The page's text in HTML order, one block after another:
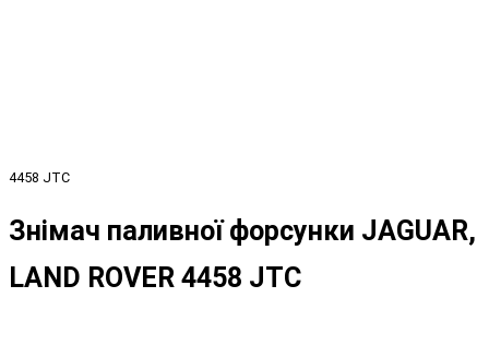
4458 JTC
Знімач паливної форсунки JAGUAR,
LAND ROVER 4458 JTC